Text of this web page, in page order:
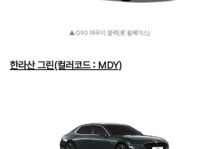
▲G90 마우이 블랙(롱 휠베이스)
한라산 그린(컬러코드 : MDY)